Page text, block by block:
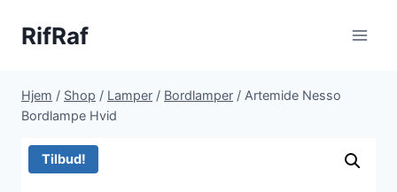
RifRaf
Hjem / Shop / Lamper / Bordlamper / Artemide Nesso
Bordlampe Hvid
Tilbud!